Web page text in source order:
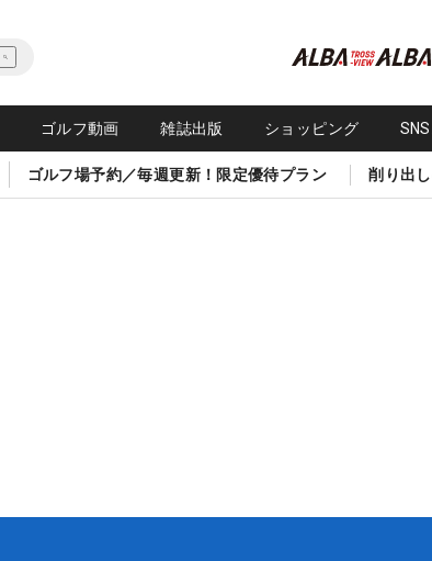
ゴルフ動画 雑誌出版 ショッピング
ゴルフ場予約／毎週更新！限定優待プラン 削り出